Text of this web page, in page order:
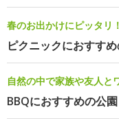
春のお出かけにピッタリ！
ピクニックにおすす
自然の中で家族や友人と
BBQにおすすめの公園